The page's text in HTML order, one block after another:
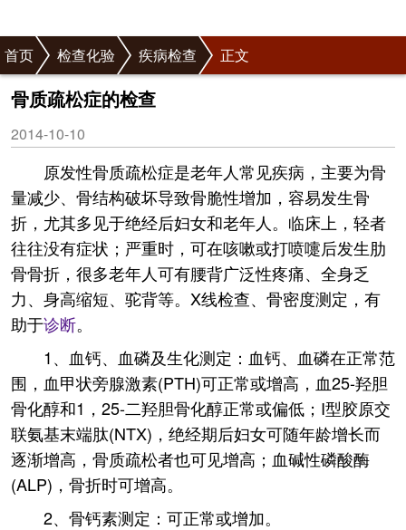
首页 检查化验 疾病检查 正文
骨质疏松症的检查
2014-10-10
原发性骨质疏松症是老年人常见疾病，主要为骨
量减少、骨结构破坏导致骨脆性增加，容易发生骨
折，尤其多见于绝经后妇女和老年人。临床上，轻者
往往没有症状；严重时，可在咳嗽或打喷嚏后发生肋
骨骨折，很多老年人可有腰背广泛性疼痛、全身乏
力、身高缩短、驼背等。X线检查、骨密度测定，有
助于诊断。
1、血钙、血磷及生化测定：血钙、血磷在正常范
围，血甲状旁腺激素(PTH)可正常或增高，血25-羟胆
骨化醇和1，25-二羟胆骨化醇正常或偏低；I型胶原交
联氨基末端肽(NTX)，绝经期后妇女可随年龄增长而
逐渐增高，骨质疏松者也可见增高；血碱性磷酸酶
(ALP)，骨折时可增高。
2、骨钙素测定：可正常或增加。